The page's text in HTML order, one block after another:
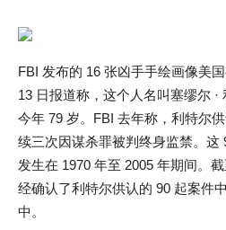
FBI 发布的 16 张凶手手绘画像美
13 日报道称，这个人名叫塞缪尔 ·
今年 79 岁。FBI 去年称，利特尔
续三次因谋杀罪被判终身监禁。这
发生在 1970 年至 2005 年期间。
经确认了利特尔供认的 90 起案件
中。